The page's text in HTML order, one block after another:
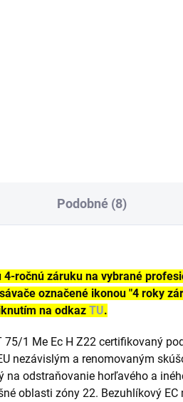
Podobné (8)
ročnú záruku na vybrané
označené ikonou "4 roky
na odkaz TU.
75/1 Me Ec H Z22 certifikovaný
nezávislým a renomovaným
na odstraňovanie horľavého a
oblasti zóny 22. Bezuhlíkový EC